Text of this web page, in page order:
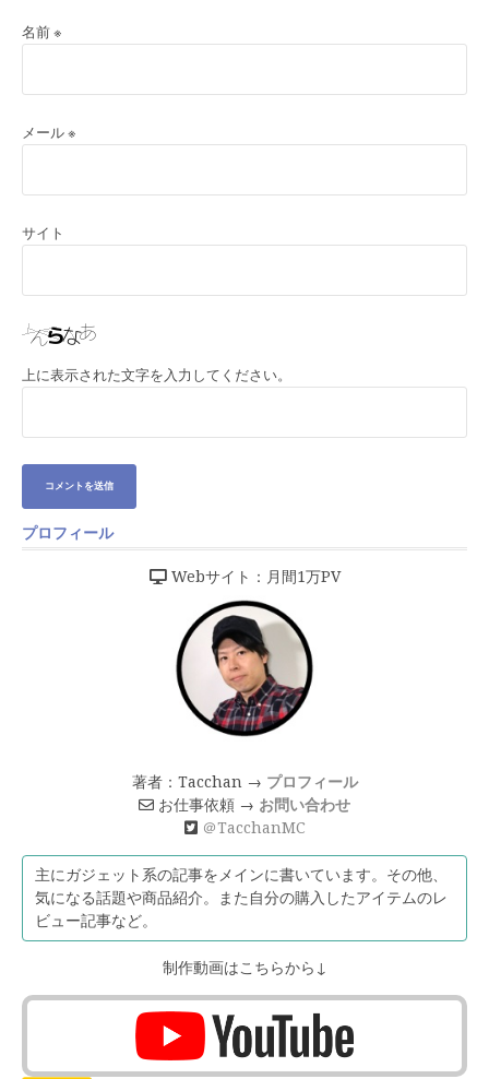
名前 ※
メール ※
サイト
上に表示された文字を入力してください。
プロフィール
Webサイト：月間1万PV
著者：Tacchan → プロフィール
お仕事依頼 → お問い合わせ
＠TacchanMC
主にガジェット系の記事をメインに書いています。その他、
気になる話題や商品紹介。また自分の購入したアイテムのレ
ビュー記事など。
制作動画はこちらから↓